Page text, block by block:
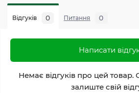
Відгуків 0 Питання 0
Написати
Немає відгуків про цей
залиште свій